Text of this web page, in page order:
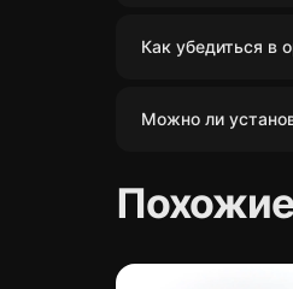
Как убедиться в
Можно ли